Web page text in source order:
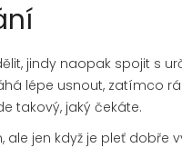
jindy naopak spojit s
lépe usnout, zatímco
takový, jaký čekáte.
jen když je pleť dobře